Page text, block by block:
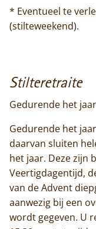
* Eventueel te
(stilteweekend).
Stilteretraite
Gedurende het jaar
Gedurende het
daarvan sluiten
het jaar. Deze zijn
Veertigdagentijd,
van de Advent
aanwezig bij een
wordt gegeven. U